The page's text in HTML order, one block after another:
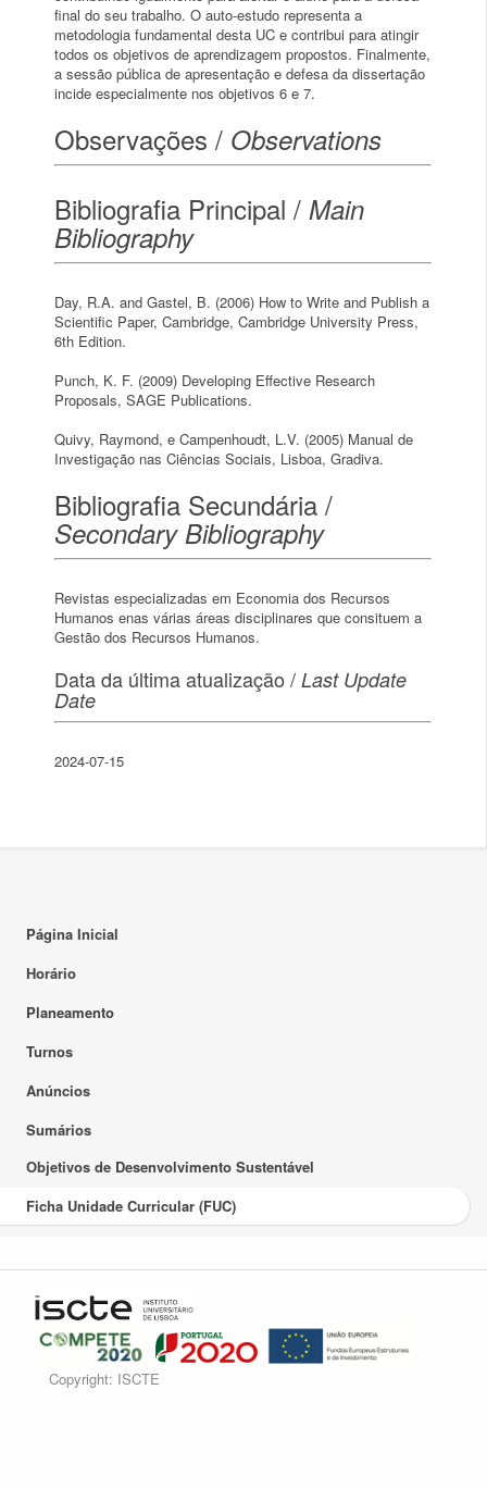
final do seu trabalho. O auto-estudo representa a
metodologia fundamental desta UC e contribui para atingir
todos os objetivos de aprendizagem propostos. Finalmente,
a sessão pública de apresentação e defesa da dissertação
incide especialmente nos objetivos 6 e 7.
Observações / Observations
Bibliografia Principal / Main
Bibliography
Day, R.A. and Gastel, B. (2006) How to Write and Publish a
Scientific Paper, Cambridge, Cambridge University Press,
6th Edition.
Punch, K. F. (2009) Developing Effective Research
Proposals, SAGE Publications.
Quivy, Raymond, e Campenhoudt, L.V. (2005) Manual de
Investigação nas Ciências Sociais, Lisboa, Gradiva.
Bibliografia Secundária /
Secondary Bibliography
Revistas especializadas em Economia dos Recursos
Humanos enas várias áreas disciplinares que consituem a
Gestão dos Recursos Humanos.
Data da última atualização / Last Update
Date
2024-07-15
Página Inicial
Horário
Planeamento
Turnos
Anúncios
Sumários
Objetivos de Desenvolvimento Sustentável
Ficha Unidade Curricular (FUC)
Copyright: ISCTE